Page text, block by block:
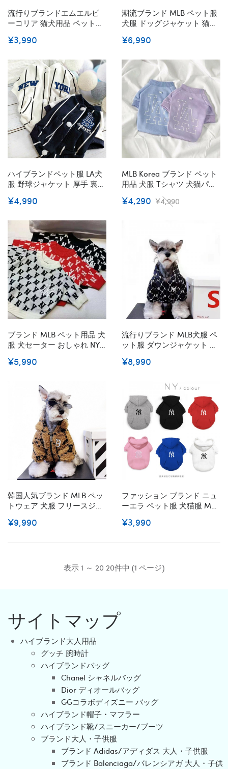
流行りブランドエムエルビ
ーコリア 猫犬用品 ペットグ
MLB 犬猫野球キャップ 犬ス
ロゴ刺繍入れ かわいい 犬の
帽子 X-Xl小中大型ペット
¥3,990
潮流ブランド MLB ペット服
犬服 ドッグジャケット 猫服
い 防寒コート 寒さ対策 可愛
散歩 スナップ付き 着脱簡単
ファッション
¥6,990
ハイブランドペット服 LA犬
服 野球ジャケット 厚手 裏起
パーカー ドッグウェア 高品
着脱安い 猫の洋服 3色 S -
4XL 激安
¥4,990
MLB Korea ブランド ペット
用品 犬服 Tシャツ 犬猫パー
服 大き目ロゴ おしゃれ ペッ
¥4,290 ¥4,990
ブランド MLB ペット用品 犬
服 犬セーター おしゃれ NY
服 ニットセーター 毛糸 伸縮
散歩 韓国スタイル
¥5,990
流行りブランド MLB犬服 ペ
ット服 ダウンジャケット 防
ペットコート フード付き 暖
ン ハンサム かわいい 高品質
S-2xl
¥8,990
韓国人気ブランド MLB ペッ
トウェア 犬服 フリースジャ
犬のプルオーバー 防寒コー
¥9,990
ファッション ブランド ニュ
ーエラ ペット服 犬猫服 MLB
流行り スウェットシャツ 半
¥3,990
表示 1 ～ 20 20件中 (1 ページ)
サイトマップ
ハイブランド大人用品
グッチ 腕時計
ハイブランドバッグ
Chanel シャネルバッグ
Dior ディオールバッグ
GGコラボディズニー バッグ
ハイブランド帽子・マフラー
ハイブランド靴/スニーカー/ブーツ
ブランド大人・子供服
ブランド Adidas/アディダス 大人・子供服
ブランド Balenciaga/バレンシアガ 大人・子供